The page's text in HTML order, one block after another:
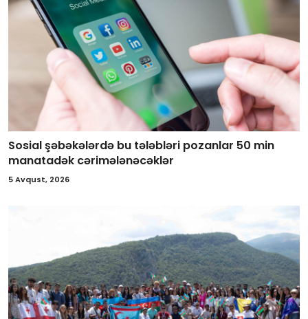
Sosial şəbəkələrdə bu tələbləri pozanlar 50 min
manatadək cərimələnəcəklər
5 Avqust, 2026